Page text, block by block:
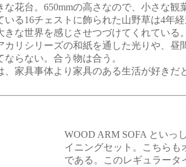
な花台。650mmの高さなので、小さな観
いる16チェストに飾られた山野草は4年
きな世界を感じさせつづけてくれている
カリシリーズの和紙を通した光りや、昼
ならない。合う物は合う。
、家具事体より家具のある生活が好きだ
WOOD ARM SOFA といっ
イニングセット。こちらも
である。このレギュラータ